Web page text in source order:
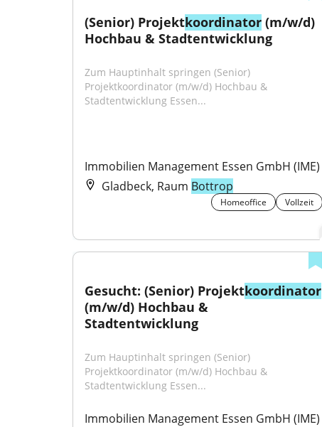
(Senior) Projektkoordinator (m/w/d)
Hochbau & Stadtentwicklung
Zum Hauptinhalt springen (Senior)
Projektkoordinator (m/w/d) Hochbau &
Stadtentwicklung Essen...
Immobilien Management Essen GmbH (IME)
Gladbeck, Raum Bottrop
Homeoffice Vollzeit
Gesucht: (Senior) Projektkoordinator
(m/w/d) Hochbau &
Stadtentwicklung
Zum Hauptinhalt springen (Senior)
Projektkoordinator (m/w/d) Hochbau &
Stadtentwicklung Essen...
Immobilien Management Essen GmbH (IME)